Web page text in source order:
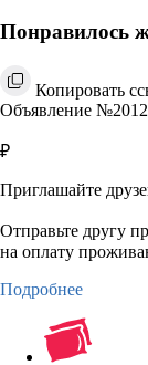
Понравилось
Копировать
Объявление
₽
Приглашайте
Отправьте другу
на оплату
Подробнее